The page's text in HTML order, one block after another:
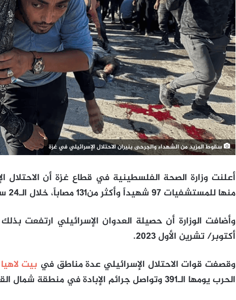
سقوط المزيد من الشهداء والجرحى بنيران الاحتلال الإسرائيلي في غزة
منها للمستشفيات 97 شهيداً وأكثر من131 مصاباً، خلال الـ24 ساعة الماضية.
أكتوبر/ تشرين الأول 2023.
وقصفت قوات الاحتلال الإسرائيلي عدة مناطق في بيت لاهيا
الحرب يومها الـ391 وتواصل جرائم الإبادة في منطقة شمال القطاع منذ أسابيع.